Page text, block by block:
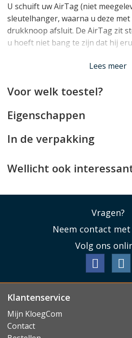
U schuift uw AirTag (niet
sleutelhanger, waarna u deze
drukknoop afsluit. De AirTag zit
u hoeft niet bang te zijn dat hij
Lees minder
Lees meer
Voor welk toestel?
Eigenschappen
In de verpakking
Wellicht ook
Vragen?
Neem contact
Volg ons
Klantenservice
Mijn KloegCom
Contact